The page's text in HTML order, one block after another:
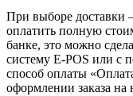
При выборе доставки
оплатить полную
банке, это можно
систему E-POS или с
способ оплаты
оформлении заказа на